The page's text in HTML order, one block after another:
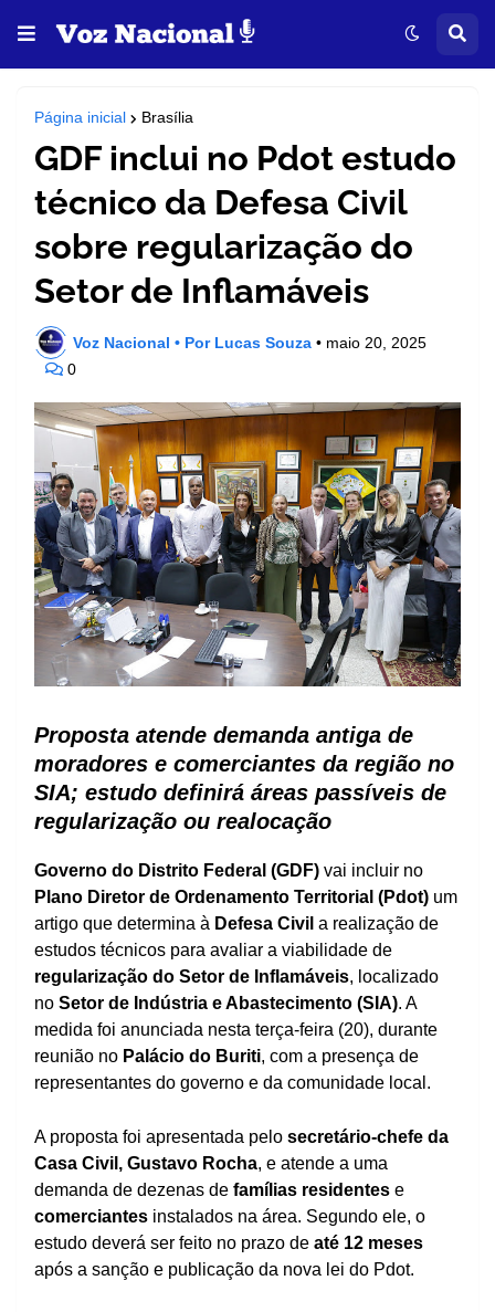
Página inicial Brasília
GDF inclui no Pdot estudo
técnico da Defesa Civil
sobre regularização do
Setor de Inflamáveis
Voz Nacional • Por Lucas Souza • maio 20, 2025
0
Proposta atende demanda antiga de
moradores e comerciantes da região no
SIA; estudo definirá áreas passíveis de
regularização ou realocação
Governo do Distrito Federal (GDF) vai incluir no
Plano Diretor de Ordenamento Territorial (Pdot) um
artigo que determina à Defesa Civil a realização de
estudos técnicos para avaliar a viabilidade de
regularização do Setor de Inflamáveis, localizado
no Setor de Indústria e Abastecimento (SIA). A
medida foi anunciada nesta terça-feira (20), durante
reunião no Palácio do Buriti, com a presença de
representantes do governo e da comunidade local.
A proposta foi apresentada pelo secretário-chefe da
Casa Civil, Gustavo Rocha, e atende a uma
demanda de dezenas de famílias residentes e
comerciantes instalados na área. Segundo ele, o
estudo deverá ser feito no prazo de até 12 meses
após a sanção e publicação da nova lei do Pdot.